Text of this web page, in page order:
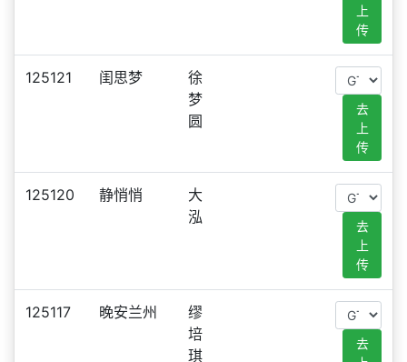
上
传
125121 闺思梦
徐
梦
圆
去
上
传
125120 静悄悄
大
泓
去
上
传
125117 晚安兰州
缪
培
琪
去